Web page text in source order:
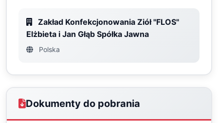
Zakład Konfekcjonowania Ziół "FLOS"
Elżbieta i Jan Głąb Spółka Jawna
Polska
Dokumenty do pobrania